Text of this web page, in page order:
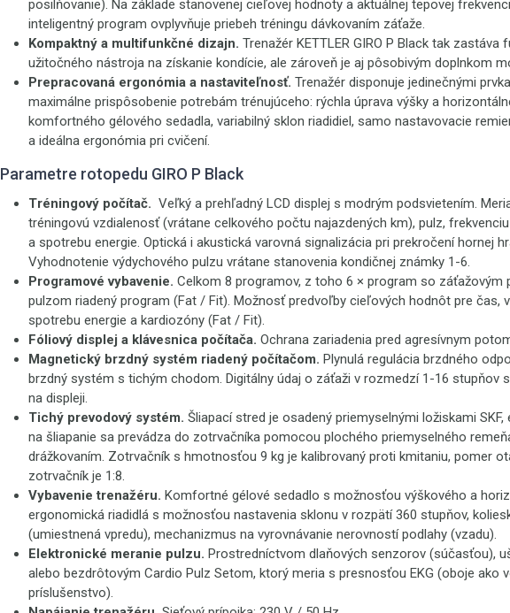
posilňovanie). Na základe stanovenej cieľovej hodnoty a aktuálnej tepovej
inteligentný program ovplyvňuje priebeh tréningu dávkovaním záťaže.
Kompaktný a multifunkčné dizajn. Trenažér KETTLER GIRO P Black tak zastáva
užitočného nástroja na získanie kondície, ale zároveň je aj pôsobivým doplnkom
Prepracovaná ergonómia a nastaviteľnosť. Trenažér disponuje jedinečnými
maximálne prispôsobenie potrebám trénujúceho: rýchla úprava výšky a
komfortného gélového sedadla, variabilný sklon riadidiel, samo nastavovacie
a ideálna ergonómia pri cvičení.
Parametre rotopedu GIRO P Black
Tréningový počítač. Veľký a prehľadný LCD displej s modrým podsvietením.
tréningovú vzdialenosť (vrátane celkového počtu najazdených km), pulz,
a spotrebu energie. Optická i akustická varovná signalizácia pri prekročení hornej
Vyhodnotenie výdychového pulzu vrátane stanovenia kondičnej známky 1-6.
Programové vybavenie. Celkom 8 programov, z toho 6 × program so záťažovým
pulzom riadený program (Fat / Fit). Možnosť predvoľby cieľových hodnôt pre čas,
spotrebu energie a kardiozóny (Fat / Fit).
Fóliový displej a klávesnica počítača. Ochrana zariadenia pred agresívnym
Magnetický brzdný systém riadený počítačom. Plynulá regulácia brzdného
brzdný systém s tichým chodom. Digitálny údaj o záťaži v rozmedzí 1-16 stupňov
na displeji.
Tichý prevodový systém. Šliapací stred je osadený priemyselnými ložiskami SKF,
na šliapanie sa prevádza do zotrvačníka pomocou plochého priemyselného
drážkovaním. Zotrvačník s hmotnosťou 9 kg je kalibrovaný proti kmitaniu, pomer
zotrvačník je 1:8.
Vybavenie trenažéru. Komfortné gélové sedadlo s možnosťou výškového a
ergonomická riadidlá s možnosťou nastavenia sklonu v rozpätí 360 stupňov,
(umiestnená vpredu), mechanizmus na vyrovnávanie nerovností podlahy (vzadu).
Elektronické meranie pulzu. Prostredníctvom dlaňových senzorov (súčasťou),
alebo bezdrôtovým Cardio Pulz Setom, ktorý meria s presnosťou EKG (oboje ako
príslušenstvo).